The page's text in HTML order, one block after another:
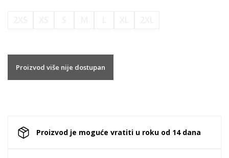
Proizvod više nije dostupan
Proizvod je moguće vratiti u roku od 14 dana